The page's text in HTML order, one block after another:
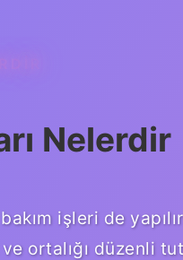
Nelerdir
işleri de
ortalığı düzenli